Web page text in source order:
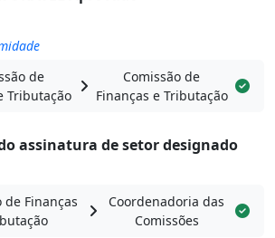
de
Tributação
Comissão de
Finanças e Tributação
assinatura de setor designado
de Finanças
Coordenadoria das
Comissões